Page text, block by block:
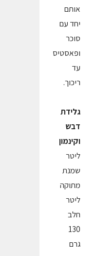
אותם
יחד עם
סוכר
ופאסטיס
עד
ריכוך.
גלידת
דבש
וקינמון
ליטר
שמנת
מתוקה
ליטר
חלב
130
גרם